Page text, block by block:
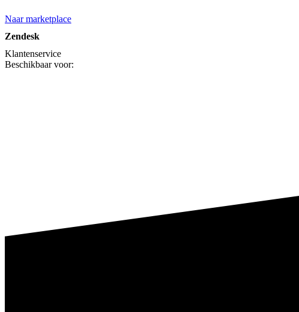
Naar marketplace
Zendesk
Klantenservice
Beschikbaar voor: